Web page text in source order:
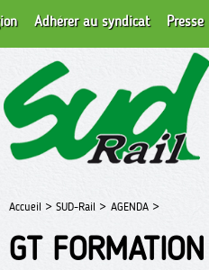
Adhérer au syndicat Presse
Accueil > SUD-Rail > AGENDA >
GT